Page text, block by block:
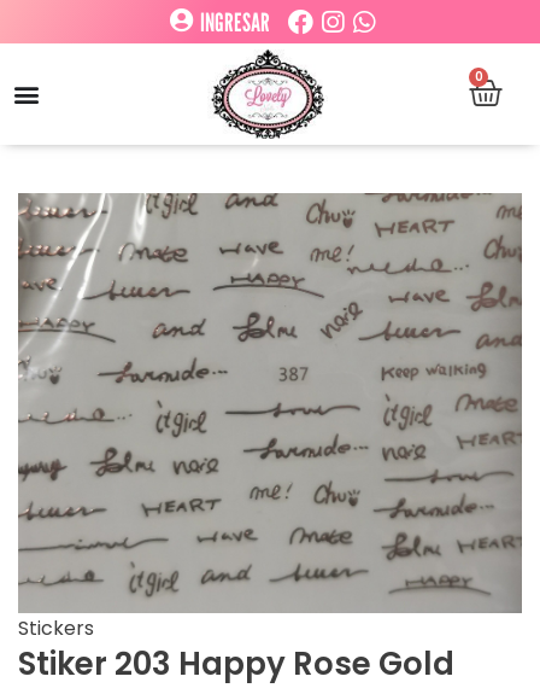
INGRESAR
0
Stickers
Stiker 203 Happy Rose Gold